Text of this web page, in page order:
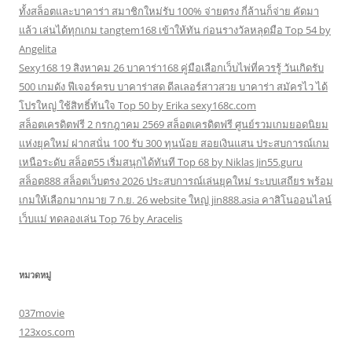
ทั้งสล็อตและบาคาร่า สมาชิกใหม่รับ 100% จ่ายตรง กี่ล้านก็จ่าย คัดมา
แล้ว เล่นได้ทุกเกม tangtem168 เข้าให้ทัน ก่อนรางวัลหลุดมือ Top 54 by
Angelita
Sexy168 19 สิงหาคม 26 บาคาร่า168 คู่มือเลือกเว็บไพ่ที่ควรรู้ วันเกิดรับ
500 เกมดัง ฟีเจอร์ครบ บาคาร่าสด ดีลเลอร์สาวสวย บาคาร่า สมัครไว ได้
โปรใหญ่ ใช้สิทธิ์ทันใจ Top 50 by Erika sexy168c.com
สล็อตเครดิตฟรี 2 กรกฎาคม 2569 สล็อตเครดิตฟรี ศูนย์รวมเกมยอดนิยม
แห่งยุคใหม่ ฝากสนั่น 100 รับ 300 ทุนน้อย สอยเงินแสน ประสบการณ์เกม
เหนือระดับ สล็อต55 เริ่มสนุกได้ทันที Top 68 by Niklas Jin55.guru
สล็อต888 สล็อตเว็บตรง 2026 ประสบการณ์เล่นยุคใหม่ ระบบเสถียร พร้อม
เกมให้เลือกมากมาย 7 ก.ย. 26 website ใหญ่ jin888.asia คาสิโนออนไลน์
เว็บแม่ ทดลองเล่น Top 76 by Aracelis
หมวดหมู่
037movie
123xos.com